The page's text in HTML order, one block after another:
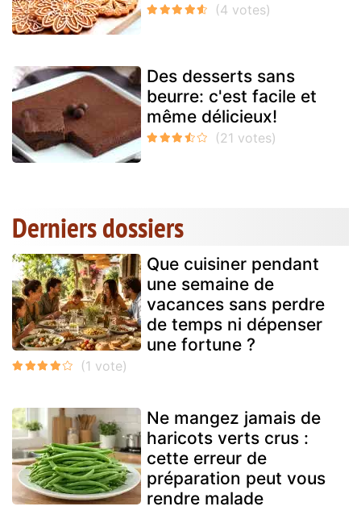
Des desserts sans
beurre: c'est facile et
même délicieux!
Derniers dossiers
Que cuisiner pendant
une semaine de
vacances sans perdre
de temps ni dépenser
une fortune ?
Ne mangez jamais de
haricots verts crus :
cette erreur de
préparation peut vous
rendre malade